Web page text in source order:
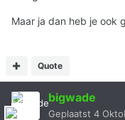
Maar ja dan heb je ook
Quote
bigwade
Geplaatst 4